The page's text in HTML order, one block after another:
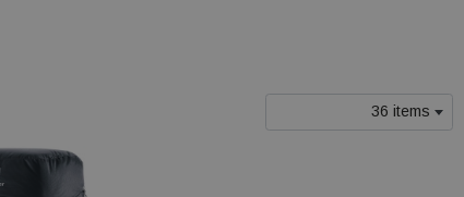
36 items